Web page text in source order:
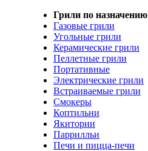
Грили по назначению
Газовые грили
Угольные грили
Керамические грили
Пеллетные грили
Портативные
Электрические грили
Встраиваемые грили
Смокеры
Коптильни
Якитории
Паррилльи
Печи и пицца-печи